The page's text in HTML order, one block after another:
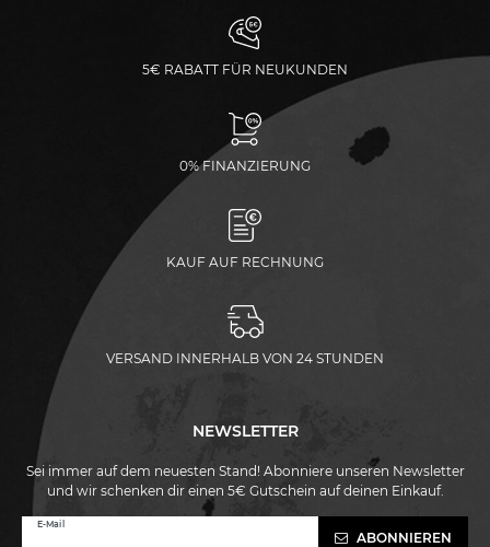
5€ RABATT FÜR NEUKUNDEN
0% FINANZIERUNG
KAUF AUF RECHNUNG
VERSAND INNERHALB VON 24 STUNDEN
NEWSLETTER
Sei immer auf dem neuesten Stand! Abonniere unseren Newsletter
und wir schenken dir einen 5€ Gutschein auf deinen Einkauf.
E-Mail
ABONNIEREN
Newsletter